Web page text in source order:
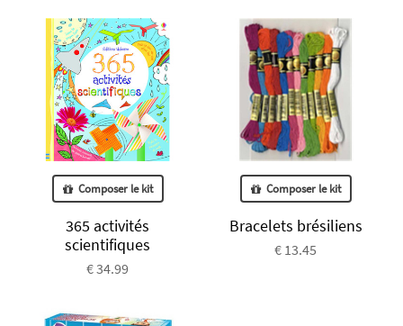
Composer le kit
365 activités
scientifiques
€ 34.99
Composer le kit
Bracelets brésiliens
€ 13.45